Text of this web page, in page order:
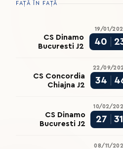
FAȚĂ ÎN FAȚĂ
19/01/
CS Dinamo
Bucuresti J2
40
22/09/
CS Concordia
Chiajna J2
34
10/02/
CS Dinamo
Bucuresti J2
27 31
08/11/